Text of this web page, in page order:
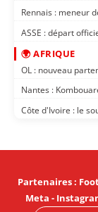
Rennais : meneur
ASSE : départ
🌍 AFRIQUE
OL : nouveau
Nantes :
Côte d'Ivoire : le
Partenaires:
Meta -